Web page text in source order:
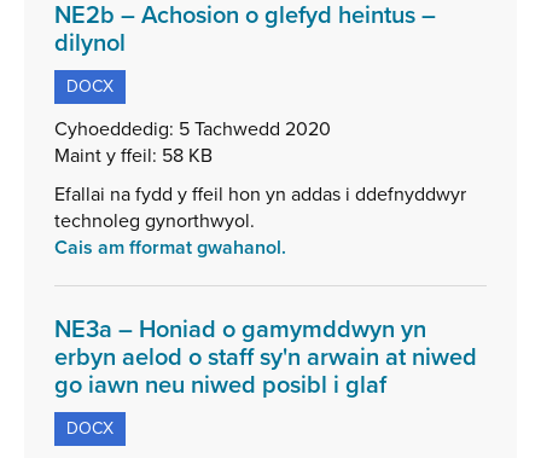
NE2b – Achosion o glefyd heintus –
dilynol
math
ffeil:
DOCX,
ffeil:
58
KB
DOCX
Cyhoeddedig: 5 Tachwedd 2020
Maint y ffeil: 58 KB
Efallai na fydd y ffeil hon yn addas i ddefnyddwyr
technoleg gynorthwyol.
Cais am fformat gwahanol.
NE3a – Honiad o gamymddwyn yn
erbyn aelod o staff sy'n arwain at niwed
go iawn neu niwed posibl i glaf,
DOCX